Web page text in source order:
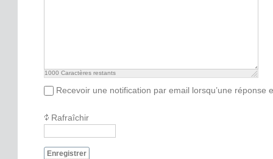
1000 Caractères restants
Recevoir une notification par email lorsqu’une réponse
Rafraîchir
Enregistrer